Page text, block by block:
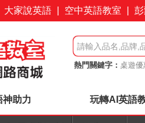
大家說英語 空中英語教室
熱門關鍵字： 桌遊優
神助力 玩轉AI英語